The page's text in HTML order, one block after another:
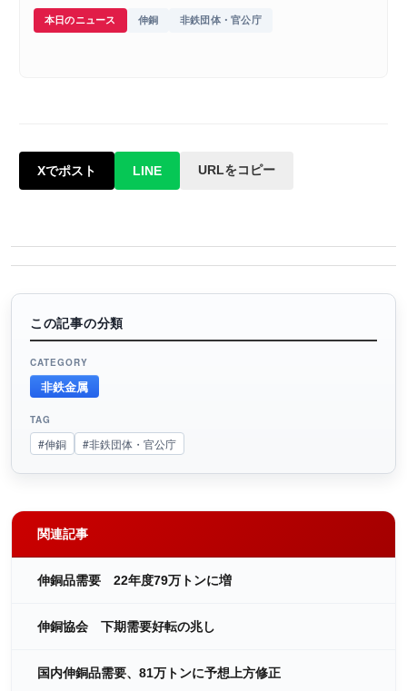
本日のニュース 伸銅 非鉄団体・官公庁
Xでポスト LINE URLをコピー
この記事の分類
CATEGORY
非鉄金属
TAG
#伸銅 #非鉄団体・官公庁
関連記事
伸銅品需要 22年度79万トンに増
伸銅協会 下期需要好転の兆し
国内伸銅品需要、81万トンに予想上方修正